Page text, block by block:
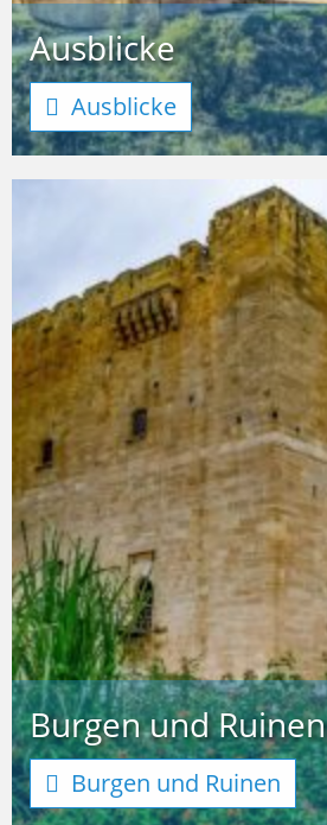
Ausblicke
Ausblicke
Burgen und Ruinen
Burgen und Ruinen